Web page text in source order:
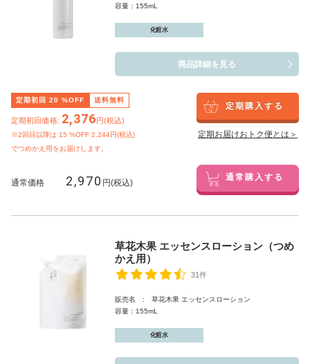
容量：155mL
化粧水
商品詳細を見る
定期初回 20 %OFF 送料無料
定期初回価格: 2,376円(税込)
※2回目以降は 15 %OFF 2,244円(税込)
でつめかえ用をお届けします。
定期購入する
定期お届けおトク便とは＞
通常価格 2,970 円(税込) 通常購入する
草花木果 エッセンスローション（つめ
かえ用）
31件
販売名 : 草花木果 エッセンスローション
容量：155mL
化粧水